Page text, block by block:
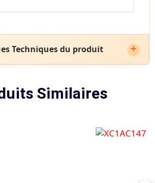
Techniques du produit
Similaires